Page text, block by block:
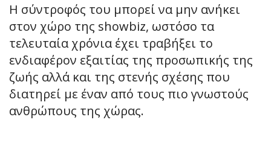
Η σύντροφός του μπορεί να μην ανήκει
στον χώρο της showbiz, ωστόσο τα
τελευταία χρόνια έχει τραβήξει το
ενδιαφέρον εξαιτίας της προσωπικής της
ζωής αλλά και της στενής σχέσης που
διατηρεί με έναν από τους πιο γνωστούς
ανθρώπους της χώρας.